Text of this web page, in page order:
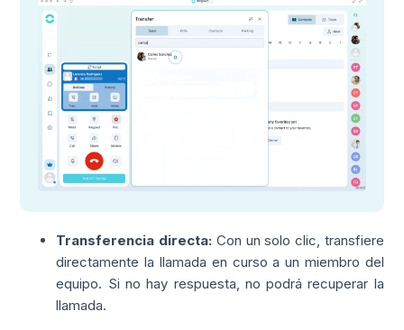
Transferencia directa: Con un solo clic, transfiere
directamente la llamada en curso a un miembro del
equipo. Si no hay respuesta, no podrá recuperar la
llamada.